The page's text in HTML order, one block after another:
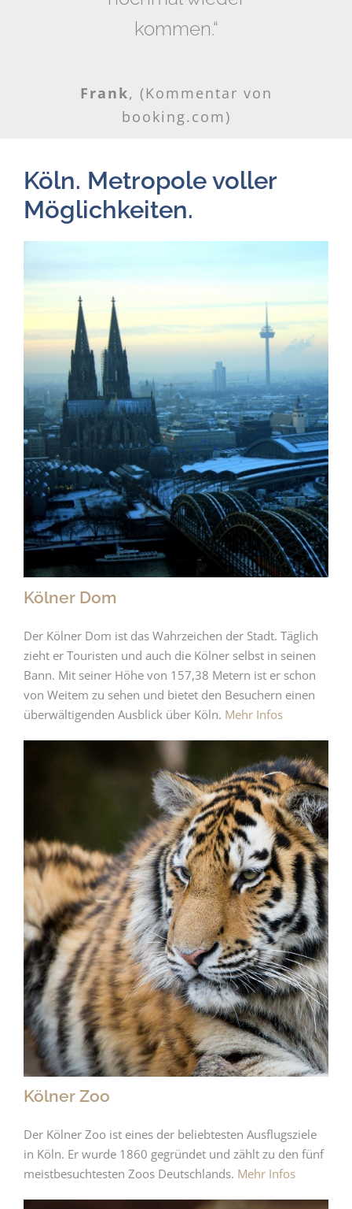
kommen.“
Frank, (Kommentar von
booking.com)
wohl gefühlt.“
Deeqiu
(Kommentar von
booking.com)
Köln. Metropole voller
Möglichkeiten.
Kölner Dom
Der Kölner Dom ist das Wahrzeichen der Stadt. Täglich
zieht er Touristen und auch die Kölner selbst in seinen
Bann. Mit seiner Höhe von 157,38 Metern ist er schon
von Weitem zu sehen und bietet den Besuchern einen
überwältigenden Ausblick über Köln. Mehr Infos
Kölner Zoo
Der Kölner Zoo ist eines der beliebtesten Ausflugsziele
in Köln. Er wurde 1860 gegründet und zählt zu den fünf
meistbesuchtesten Zoos Deutschlands. Mehr Infos